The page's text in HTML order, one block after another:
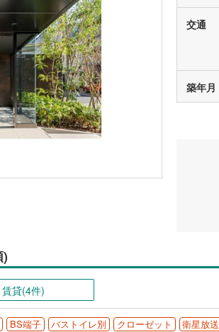
交通
築年月
賃貸(4件)
BS端子 バストイレ別 クローゼット 衛星放送